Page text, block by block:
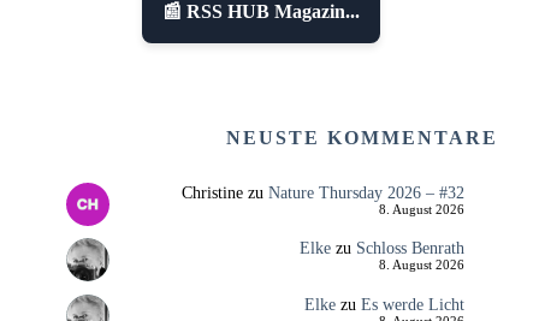
📰 RSS HUB Magazin...
NEUSTE KOMMENTARE
Christinezu Nature Thursday 2026 – #32
8. August 2026
Elkezu Schloss Benrath
8. August 2026
Elkezu Es werde Licht